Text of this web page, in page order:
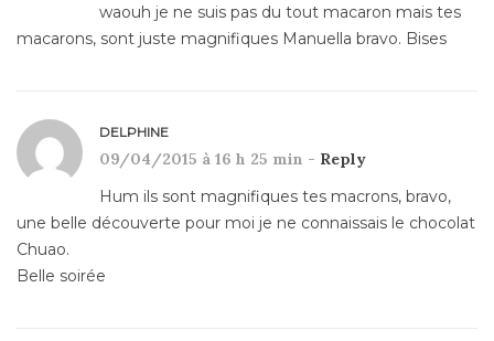
waouh je ne suis pas du tout macaron mais tes
macarons, sont juste magnifiques Manuella bravo. Bises
DELPHINE
09/04/2015 à 16 h 25 min - Reply
Hum ils sont magnifiques tes macrons, bravo,
une belle découverte pour moi je ne connaissais le chocolat
Chuao.
Belle soirée